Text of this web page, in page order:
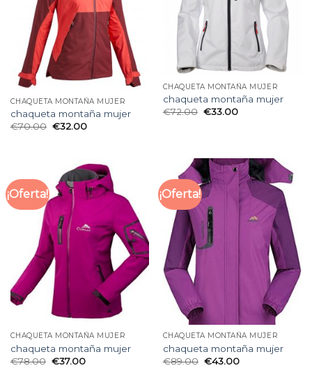
CHAQUETA MONTAÑA MUJER
chaqueta montaña mujer
€70.00 €32.00
CHAQUETA MONTAÑA MUJER
chaqueta montaña mujer
€72.00 €33.00
¡Oferta!
CHAQUETA MONTAÑA MUJER
chaqueta montaña mujer
€78.00 €37.00
¡Oferta!
CHAQUETA MONTAÑA MUJER
chaqueta montaña mujer
€89.00 €43.00